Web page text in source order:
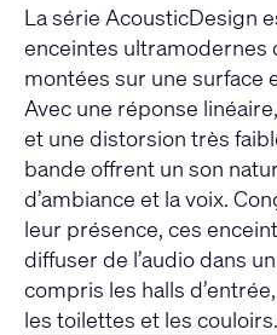
La série AcousticDesign
enceintes ultramodernes
montées sur une surface
Avec une réponse
et une distorsion très
bande offrent un son
d’ambiance et la voix.
leur présence, ces
diffuser de l’audio dans
compris les halls
les toilettes et les couloirs.